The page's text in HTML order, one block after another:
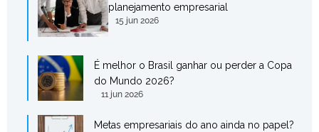
planejamento empresarial
15 jun 2026
É melhor o Brasil ganhar ou perder a Copa
do Mundo 2026?
11 jun 2026
Metas empresariais do ano ainda no papel?